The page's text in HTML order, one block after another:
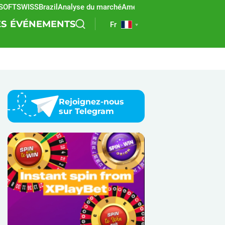
BrazilAnalyse du marchéAmérique latine
ÉVÉNEMENTS Fr
Rejoignez-nous
sur Telegram